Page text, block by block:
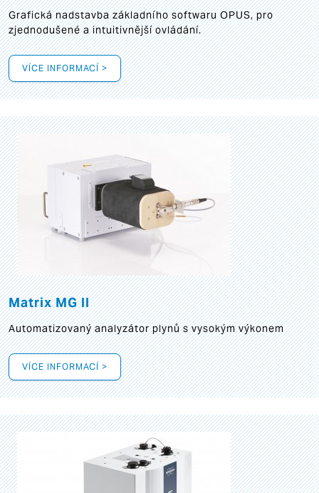
Grafickánadstavba základního softwaru OPUS, pro
zjednodušené a intuitivnější ovládání.
VÍCE INFORMACÍ >
Matrix MG II
Automatizovaný analyzátor plynů s vysokým výkonem
VÍCE INFORMACÍ >